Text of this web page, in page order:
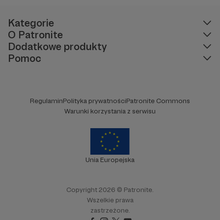
Twoje wsparcie jako
rozwoju Tinoli, tworząc jeszcze lepsze środowisko
dla miłośników tańca. Dołącz do naszej
społeczności Patronite i pomóż nam rozwinąć się
razem!
Kategorie
O Patronite
Dodatkowe produkty
Pomoc
RegulaminPolityka prywatnościPatronite Commons
Warunki korzystania z serwisu
Unia Europejska
Copyright 2026 © Patronite.
Wszelkie prawa
zastrzeżone.